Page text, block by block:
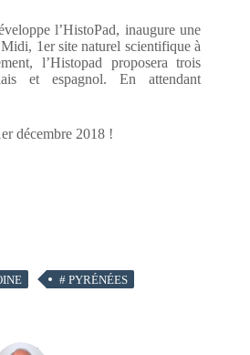
l’HistoPad, inaugure une
1er site naturel scientifique à
l’Histopad proposera trois
et espagnol. En attendant
décembre 2018 !
# PYRÉNÉES